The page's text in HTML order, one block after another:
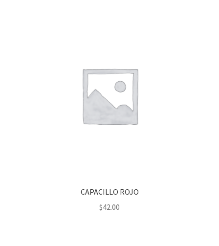
CAPACILLO ROJO
$42.00